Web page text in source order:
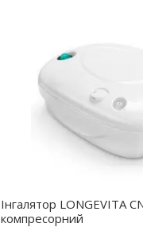
Інгалятор LONGEVITA
компресорний